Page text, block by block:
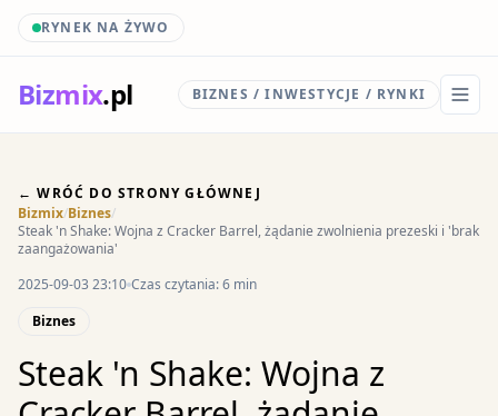
RYNEK NA ŻYWO
Bizmix.pl BIZNES / INWESTYCJE / RYNKI
← WRÓĆ DO STRONY GŁÓWNEJ
Bizmix/Biznes/
Steak 'n Shake: Wojna z Cracker Barrel, żądanie zwolnienia prezeski i 'brak
zaangażowania'
2025-09-03 23:10 Czas czytania: 6 min
Biznes
Steak 'n Shake: Wojna z